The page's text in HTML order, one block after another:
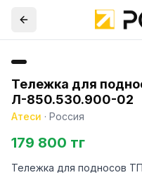
Тележка для
Л-850.530.900-02
Атеси · Россия
179 800 тг
Тележка для подносов